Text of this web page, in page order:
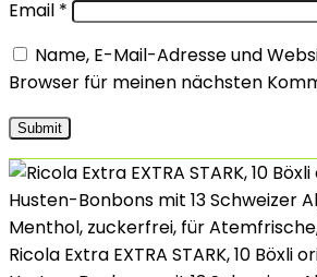
Email *
Name, E-Mail-Adresse und
Browser für meinen nächsten
Ricola Extra EXTRA STARK, 10 Böxli